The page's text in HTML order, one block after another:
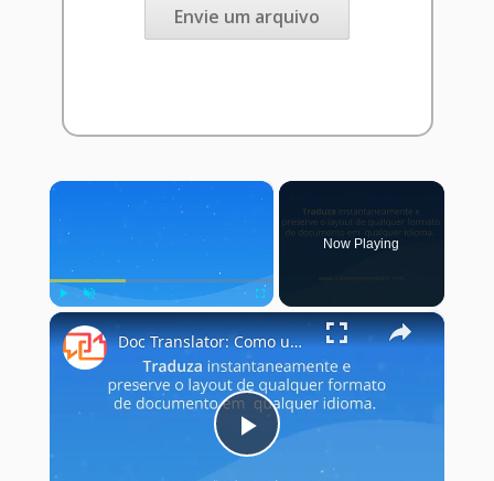
Envie um arquivo
×
Play Unmute Fullscreen
Now Playing
×
Play
Doc Translator: Como uso o tradutor de documentos?